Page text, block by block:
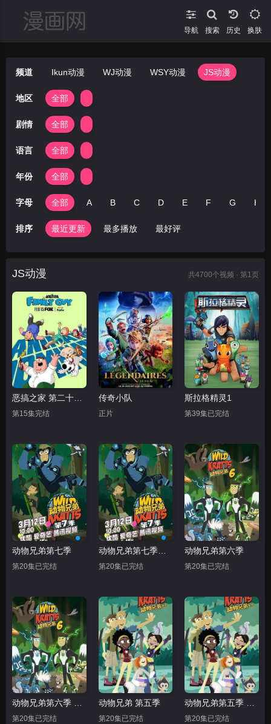
导航 搜索 换肤
频道 Ikun动漫 WJ动漫 WSY动漫 JS动漫
地区 全部
剧情 全部
语言 全部
年份 全部
字母 全部 A B C D E F G H
排序 最近更新 最多播放 最好评
JS动漫 共4700个视频 · 第1页
恶搞之家 第二十四季
第15集完结
传奇小队
正片
斯拉格精灵1
第39集已完结
动物兄弟第七季
第20集已完结
动物兄弟第七季中文配音
第20集已完结
动物兄弟第六季
第20集已完结
动物兄弟第六季 中文配音
第20集已完结
动物兄弟 第五季
第20集已完结
动物兄弟第五季 中文配音
第20集已完结